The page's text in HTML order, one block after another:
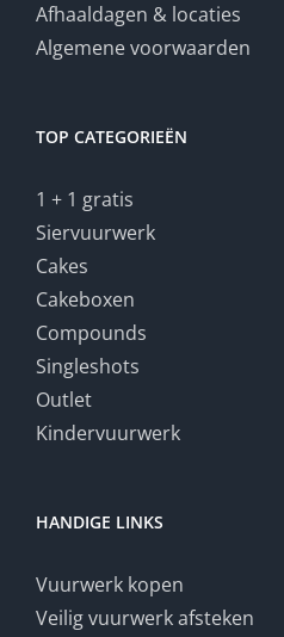
Afhaaldagen & locaties
Algemene voorwaarden
TOP CATEGORIEËN
1 + 1 gratis
Siervuurwerk
Cakes
Cakeboxen
Compounds
Singleshots
Outlet
Kindervuurwerk
HANDIGE LINKS
Vuurwerk kopen
Veilig vuurwerk afsteken